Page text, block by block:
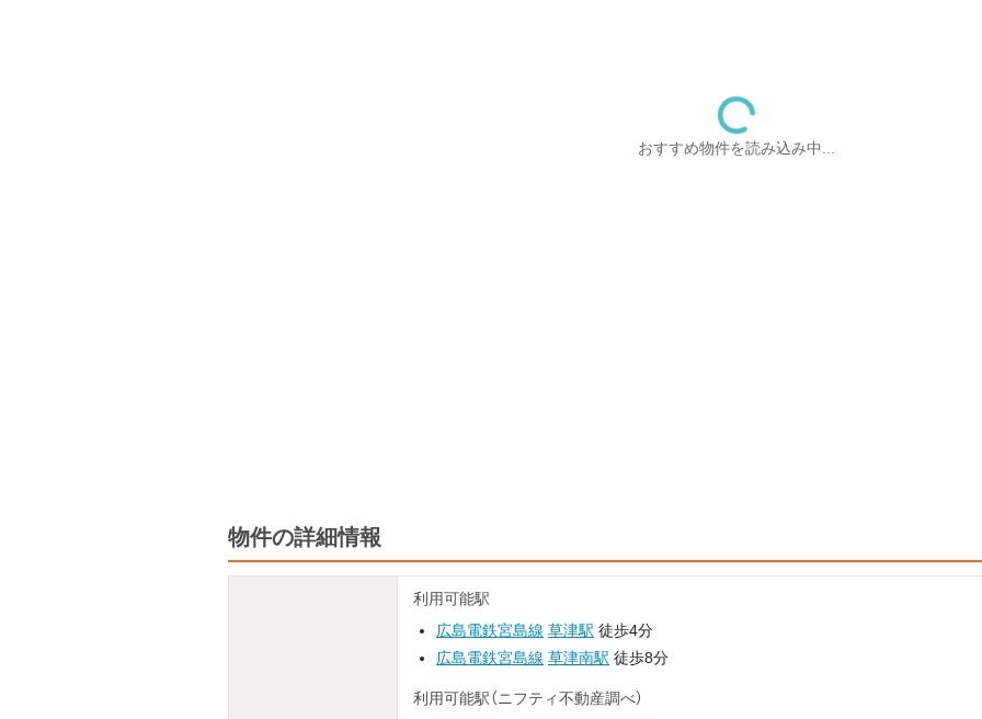
おすすめ物件を読み込み中...
物件の詳細情報
利用可能駅
広島電鉄宮島線 草津駅 徒歩4分
広島電鉄宮島線 草津南駅 徒歩8分
利用可能駅（ニフティ不動産調べ）